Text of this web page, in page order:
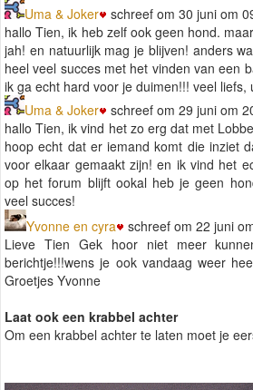
Uma & Joker
schreef om 30 juni om
hallo Tien, ik heb zelf ook geen hond.
jah! en natuurlijk mag je blijven! anders
heel veel succes met het vinden van een
ik ga echt hard voor je duimen!!! veel liefs,
Uma & Joker
schreef om 29 juni om
hallo Tien, ik vind het zo erg dat met
hoop echt dat er iemand komt die inziet
voor elkaar gemaakt zijn! en ik vind het
op het forum blijft ookal heb je geen
veel succes!
Yvonne en cyra
schreef om 22 juni
Lieve Tien Gek hoor niet meer
berichtje!!!wens je ook vandaag weer
Groetjes Yvonne
Laat ook een krabbel achter
Om een krabbel achter te laten moet je